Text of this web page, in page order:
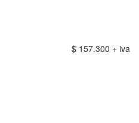
$ 157.300 + iva